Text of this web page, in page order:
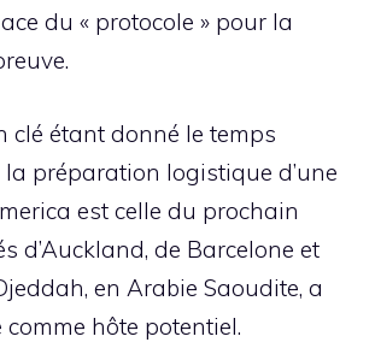
du « protocole » pour la
clé étant donné le temps
la préparation logistique d’une
est celle du prochain
d’Auckland, de Barcelone et
en Arabie Saoudite, a
comme hôte potentiel.